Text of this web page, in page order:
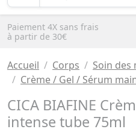
Paiement 4X sans frais
à partir de 30€
Accueil Corps
Soin des
Crème / Gel / Sérum
CICA BIAFINE
intense tube 75ml